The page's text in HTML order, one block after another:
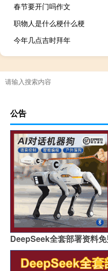
春节要开门吗作文
职物人是什么梗什么梗
今年几点吉时拜年
公告
DeepSeek全套部署资料